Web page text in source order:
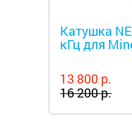
Катушка
кГц для
13 800 р.
16 200 р.